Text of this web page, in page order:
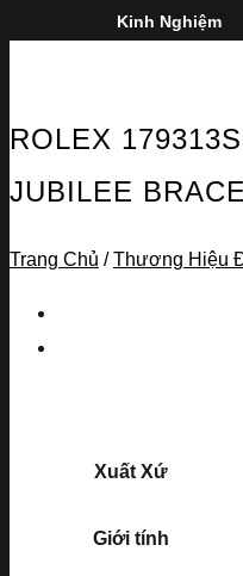
Kinh Nghiệm
ROLEX
JUBILEE
Trang Chủ / Thương Hiệu
Xuất Xứ
Giới tính